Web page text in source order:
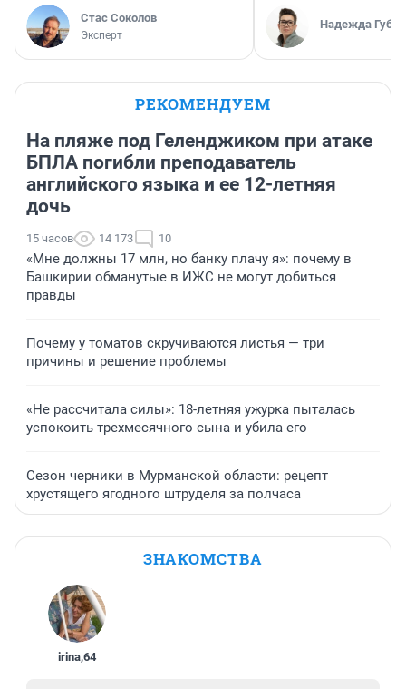
Стас Соколов
Эксперт
Надежда
РЕКОМЕНДУЕМ
На пляже под Геленджиком при атаке
БПЛА погибли преподаватель
английского языка и ее 12-летняя
дочь
15 часов 14 173 10
«Мне должны 17 млн, но банку плачу я»: почему в
Башкирии обманутые в ИЖС не могут добиться
правды
Почему у томатов скручиваются листья — три
причины и решение проблемы
«Не рассчитала силы»: 18-летняя ужурка пыталась
успокоить трехмесячного сына и убила его
Сезон черники в Мурманской области: рецепт
хрустящего ягодного штруделя за полчаса
ЗНАКОМСТВА
irina,64